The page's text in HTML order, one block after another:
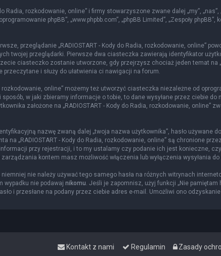
Radia, rozkodowanie, online” i firmy stowarzyszone zwane dalej „my”, „nas”,
phpBB”, „www.phpbb.com”, „phpBB Limited”, „Zespoły
przeglądanie „RADIOSTART - Kody do Radia, rozkodowanie, online”
twojej przeglądarki. Pierwsze dwa ciasteczka zawierają identyfikator
ciasteczko zostanie utworzone, gdy przejrzysz chociaż jeden temat na
i służy do ułatwienia ci nawigacji na forum.
rozkodowanie, online” możemy też utworzyć ciasteczka niezależne od
w jaki zbieramy informacje o tobie, to dane wysyłane przez ciebie
założone na „RADIOSTART - Kody do Radia, rozkodowanie,
nazwę zwaną dalej „twoja nazwa użytkownika”, hasło używane
na „RADIOSTART - Kody do Radia, rozkodowanie, online” są chronione
przy rejestracji, i to my ustalamy czy podanie ich jest konieczne,
kontem masz możliwość włączenia lub wyłączenia wysyłania
nie należy używać tego samego hasła na różnych witrynach
wypadku nie podawaj nikomu. Jeśli je zapomnisz, użyj funkcji „Nie pamiętam
i przesłane na podany przez ciebie adres e-mail. Umożliwi ono
Zasady
Regulamin
Kontakt z nami